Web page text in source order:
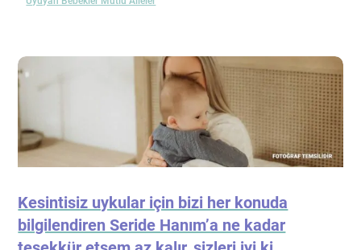
Kesintisiz uykular için bizi her konuda
bilgilendiren Seride Hanım’a ne kadar